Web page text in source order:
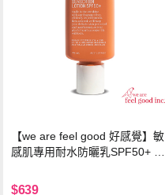
【we are feel good 好感覺】敏
感肌專用耐水防曬乳SPF50+ 7
$639